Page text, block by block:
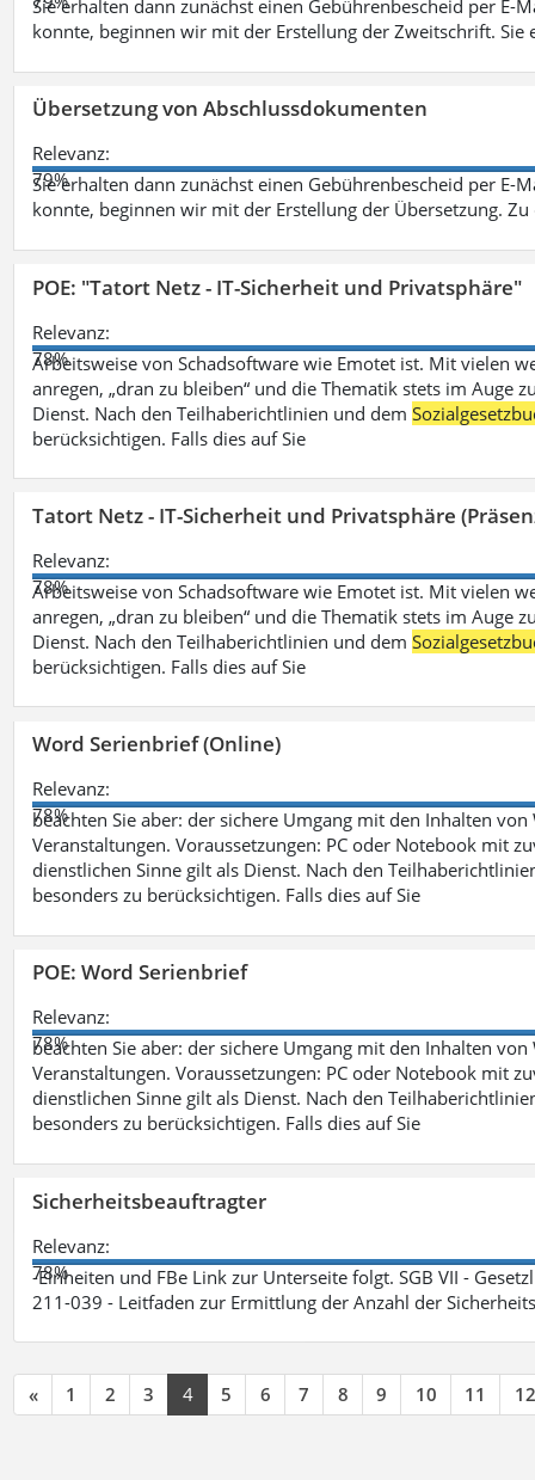
Sie erhalten dann zunächst einen Gebührenbescheid per E-
konnte, beginnen wir mit der Erstellung der Zweitschrift. Sie
Übersetzung von Abschlussdokumenten
Relevanz:
79%
Sie erhalten dann zunächst einen Gebührenbescheid per E-
konnte, beginnen wir mit der Erstellung der Übersetzung.
POE: "Tatort Netz - IT-Sicherheit und Privatsphäre"
Relevanz:
78%
Arbeitsweise von Schadsoftware wie Emotet ist. Mit vielen
anregen, „dran zu bleiben“ und die Thematik stets im
Dienst. Nach den Teilhaberichtlinien und dem
berücksichtigen. Falls dies auf Sie
Tatort Netz - IT-Sicherheit und Privatsphäre
Relevanz:
78%
Arbeitsweise von Schadsoftware wie Emotet ist. Mit vielen
anregen, „dran zu bleiben“ und die Thematik stets im
Dienst. Nach den Teilhaberichtlinien und dem
berücksichtigen. Falls dies auf Sie
Word Serienbrief (Online)
Relevanz:
78%
beachten Sie aber: der sichere Umgang mit den Inhalten
Veranstaltungen. Voraussetzungen: PC oder Notebook mit
dienstlichen Sinne gilt als Dienst. Nach den
besonders zu berücksichtigen. Falls dies auf Sie
POE: Word Serienbrief
Relevanz:
78%
beachten Sie aber: der sichere Umgang mit den Inhalten
Veranstaltungen. Voraussetzungen: PC oder Notebook mit
dienstlichen Sinne gilt als Dienst. Nach den
besonders zu berücksichtigen. Falls dies auf Sie
Sicherheitsbeauftragter
Relevanz:
78%
-Einheiten und FBe Link zur Unterseite folgt. SGB VII -
211-039 - Leitfaden zur Ermittlung der Anzahl der
« 1 2 3 4 5 6 7 8 9 10 11 12